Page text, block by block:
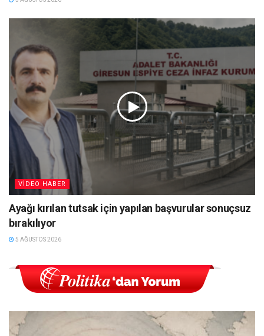
VIDEO HABER
Ayağı kırılan tutsak için yapılan başvurular sonuçsuz
bırakılıyor
5 AĞUSTOS 2026